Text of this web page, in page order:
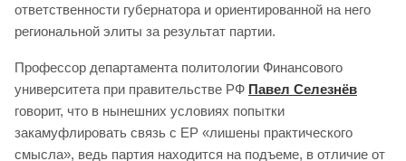
ответственности губернатора и ориентированной на него
региональной элиты за результат партии.
Профессор департамента политологии Финансового
университета при правительстве РФ Павел Селезнёв
говорит, что в нынешних условиях попытки
закамуфлировать связь с ЕР «лишены практического
смысла», ведь партия находится на подъеме, в отличие от